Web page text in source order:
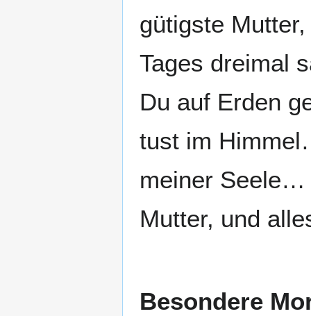
gütigste
Tages dreimal
Du auf Erden
tust im
meiner Seele…
Mutter, und
Besondere